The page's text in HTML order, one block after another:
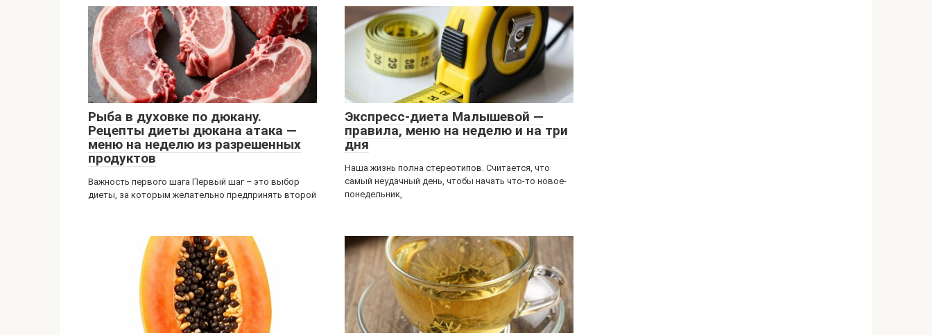
Рыба в духовке по дюкану.
Рецепты диеты дюкана атака —
меню на неделю из разрешенных
продуктов
Важность первого шага Первый шаг – это выбор
диеты, за которым желательно предпринять второй
Экспресс-диета Малышевой —
правила, меню на неделю и на три
дня
Наша жизнь полна стереотипов. Считается, что
самый неудачный день, чтобы начать что-то новое-
понедельник,